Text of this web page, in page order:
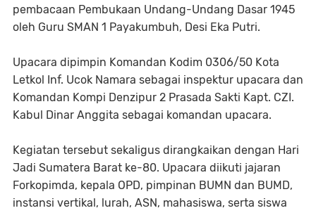
pembacaan Pembukaan Undang-Undang Dasar 1945
oleh Guru SMAN 1 Payakumbuh, Desi Eka Putri.
Upacara dipimpin Komandan Kodim 0306/50 Kota
Letkol Inf. Ucok Namara sebagai inspektur upacara dan
Komandan Kompi Denzipur 2 Prasada Sakti Kapt. CZI.
Kabul Dinar Anggita sebagai komandan upacara.
Kegiatan tersebut sekaligus dirangkaikan dengan Hari
Jadi Sumatera Barat ke-80. Upacara diikuti jajaran
Forkopimda, kepala OPD, pimpinan BUMN dan BUMD,
instansi vertikal, lurah, ASN, mahasiswa, serta siswa